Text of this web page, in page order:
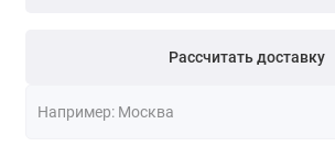
Рассчитать доставку